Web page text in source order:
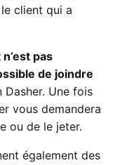
client qui a
pas
de joindre
Dasher. Une fois
vous demandera
ou de le jeter.
également des